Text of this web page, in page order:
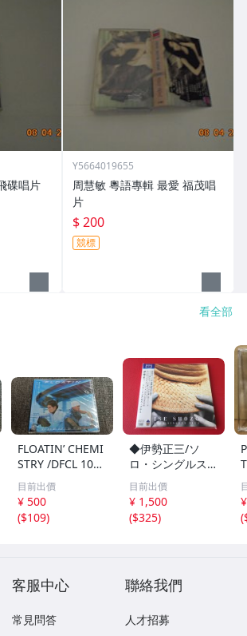
城 對你愛不完 飛碟唱片
Y5664019655
周慧敏 粵語專輯 最愛 福茂唱
片
$ 200
競標
看全部
FLOATIN’ CHEMI
STRY /DFCL 107
3/CD/1A203
目前出價
¥ 500
($109)
◆伊勢正三/ソ
ロ・シングルス・
プラス【Blu-spe
c CD】紙ジャケ
ット仕様 帯付/FL
CF-5023 ＃Q08
目前出價
¥ 1,500
($325)
(
客服中心
常見問答
聯絡我們
人才招募